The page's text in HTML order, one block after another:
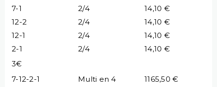
7-1
2/4
14,10 €
12-2
2/4
14,10 €
12-1
2/4
14,10 €
2-1
2/4
14,10 €
3€
7-12-2-1
Multi en 4
1165,50 €